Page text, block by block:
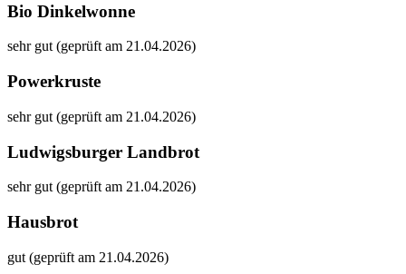
Bio Dinkelwonne
sehr gut (geprüft am 21.04.2026)
Powerkruste
sehr gut (geprüft am 21.04.2026)
Ludwigsburger Landbrot
sehr gut (geprüft am 21.04.2026)
Hausbrot
gut (geprüft am 21.04.2026)